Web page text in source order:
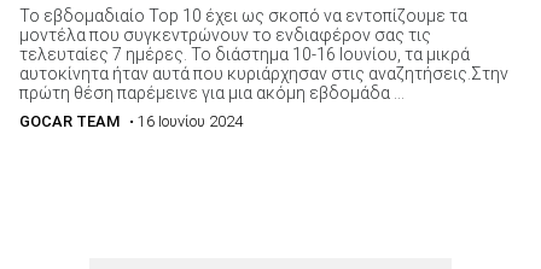
Το εβδομαδιαίο Top 10 έχει ως σκοπό να εντοπίζουμε τα
μοντέλα που συγκεντρώνουν το ενδιαφέρον σας τις
τελευταίες 7 ημέρες. Το διάστημα 10-16 Ιουνίου, τα μικρά
αυτοκίνητα ήταν αυτά που κυριάρχησαν στις αναζητήσεις.Στην
πρώτη θέση παρέμεινε για μια ακόμη εβδομάδα ...
GOCAR TEAM • 16 Ιουνίου 2024